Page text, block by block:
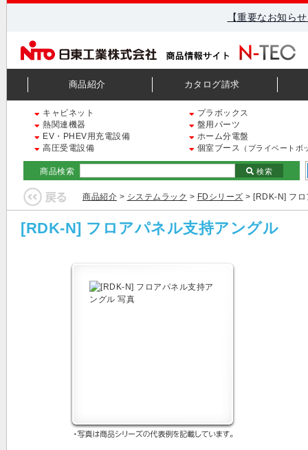
【重要なお知ら
商品紹介 カタログ請求
キャビネット
プラボックス
熱関連機器
盤用パーツ
EV・PHEV用充電設備
ホーム分電盤
高圧受電設備
個室ブース （プライベートボ
商品検索 検索
商品紹介 > システムラック > FDシリーズ > [RDK-N] フロ
[RDK-N] フロアパネル支持アングル